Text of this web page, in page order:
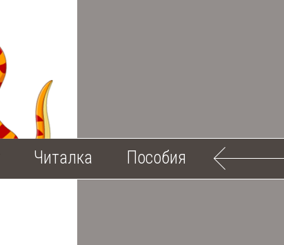
Читалка Пособия